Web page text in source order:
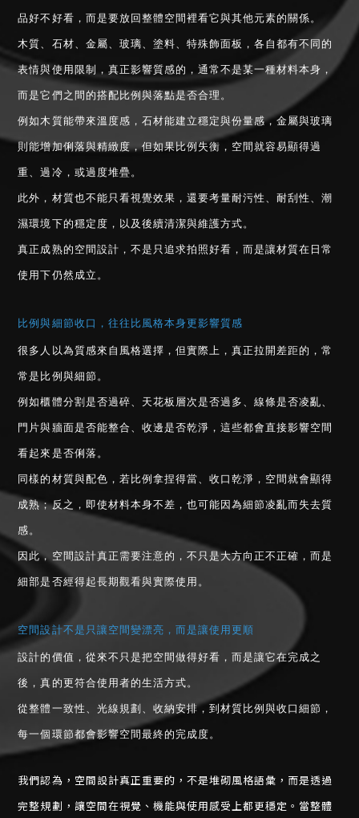
品好不好看，而是要放回整體空間裡看它與其他元素的關係。
木質、石材、金屬、玻璃、塗料、特殊飾面板，各自都有不同的
表情與使用限制，真正影響質感的，通常不是某一種材料本身，
而是它們之間的搭配比例與落點是否合理。
例如木質能帶來溫度感，石材能建立穩定與份量感，金屬與玻璃
則能增加俐落與精緻度，但如果比例失衡，空間就容易顯得過
重、過冷，或過度堆疊。
此外，材質也不能只看視覺效果，還要考量耐污性、耐刮性、潮
濕環境下的穩定度，以及後續清潔與維護方式。
真正成熟的空間設計，不是只追求拍照好看，而是讓材質在日常
使用下仍然成立。
比例與細節收口，往往比風格本身更影響質感
很多人以為質感來自風格選擇，但實際上，真正拉開差距的，常
常是比例與細節。
例如櫃體分割是否過碎、天花板層次是否過多、線條是否凌亂、
門片與牆面是否能整合、收邊是否乾淨，這些都會直接影響空間
看起來是否俐落。
同樣的材質與配色，若比例拿捏得當、收口乾淨，空間就會顯得
成熟；反之，即使材料本身不差，也可能因為細節凌亂而失去質
感。
因此，空間設計真正需要注意的，不只是大方向正不正確，而是
細部是否經得起長期觀看與實際使用。
空間設計不是只讓空間變漂亮，而是讓使用更順
設計的價值，從來不只是把空間做得好看，而是讓它在完成之
後，真的更符合使用者的生活方式。
從整體一致性、光線規劃、收納安排，到材質比例與收口細節，
每一個環節都會影響空間最終的完成度。
我們認為，空間設計真正重要的，不是堆砌風格語彙，而是透過
完整規劃，讓空間在視覺、機能與使用感受上都更穩定。當整體